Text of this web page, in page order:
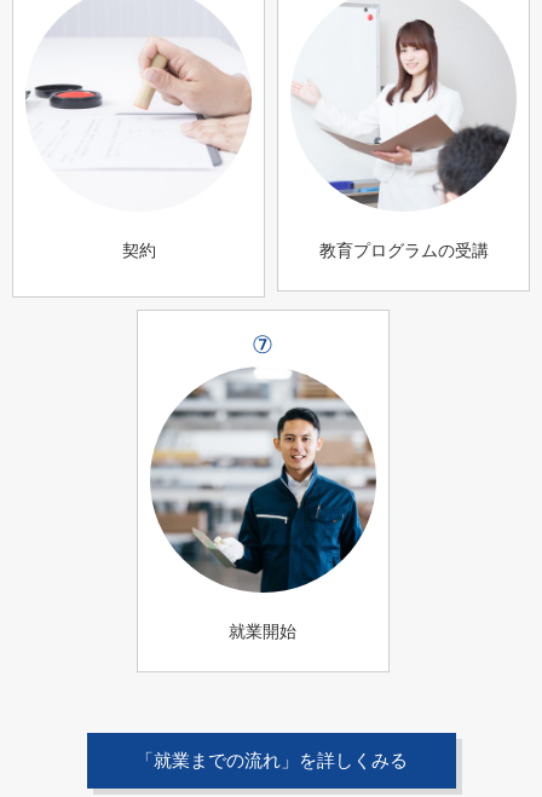
契約 教育プログラムの受講
⑦
就業開始
「就業までの流れ」を詳しくみる